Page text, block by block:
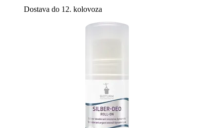
Dostava do 12. kolovoza